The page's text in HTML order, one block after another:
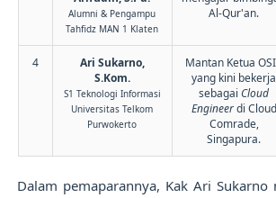
Alumni & Pengampu
Tahfidz MAN 1 Klaten
Al-Qur'an.
4
Ari Sukarno,
S.Kom.
S1 Teknologi Informasi
Universitas Telkom
Purwokerto
Mantan Ketua
yang kini bekerja
sebagai Cloud
Engineerdi Cloud
Comrade,
Singapura.
Dalam pemaparannya, Kak Ari Sukarno